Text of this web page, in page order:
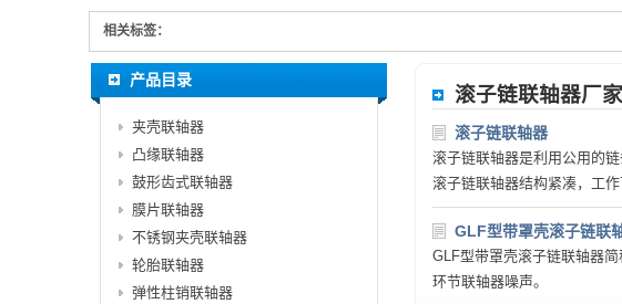
相关标签：
滚子链联轴器厂
滚子链联轴器
滚子链联轴器是利用公用的
滚子链联轴器结构紧凑，工
GLF型带罩壳滚子链联
GLF型带罩壳滚子链联轴器
环节联轴器噪声。
产品目录
夹壳联轴器
凸缘联轴器
鼓形齿式联轴器
膜片联轴器
不锈钢夹壳联轴器
轮胎联轴器
弹性柱销联轴器